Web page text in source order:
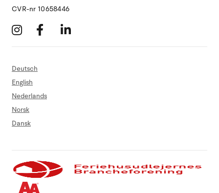
CVR-nr 10658446
Deutsch
English
Nederlands
Norsk
Dansk